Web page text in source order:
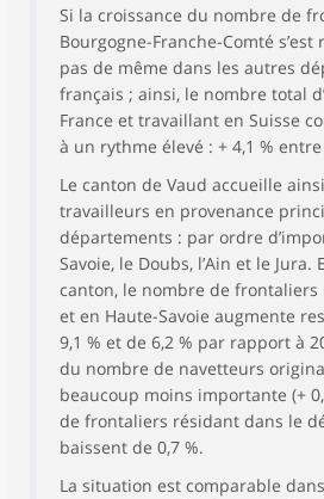
Si la croissance du nombre de
Bourgogne-Franche-Comté s’est
pas de même dans les autres
français ; ainsi, le nombre total
France et travaillant en Suisse
à un rythme élevé : + 4,1 %
Le canton de Vaud accueille
travailleurs en provenance
départements : par ordre
Savoie, le Doubs, l’Ain et le Jura.
canton, le nombre de frontaliers
et en Haute-Savoie augmente
9,1 % et de 6,2 % par rapport à
du nombre de navetteurs
beaucoup moins importante (+
de frontaliers résidant dans le
baissent de 0,7 %.
La situation est comparable